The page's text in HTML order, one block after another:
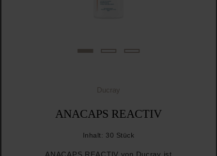
Ducray
ANACAPS REACTIV
Inhalt: 30 Stück
ANACAPS REACTIV von Ducray ist